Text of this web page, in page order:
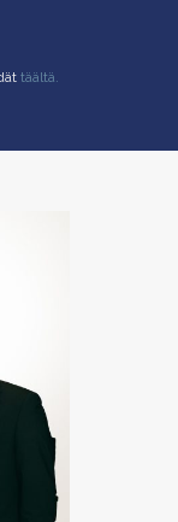
täältä.